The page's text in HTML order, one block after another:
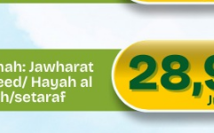
Tim Penyidik Kejaksaan Tinggi
Kelola
Tanpa PHK Massal